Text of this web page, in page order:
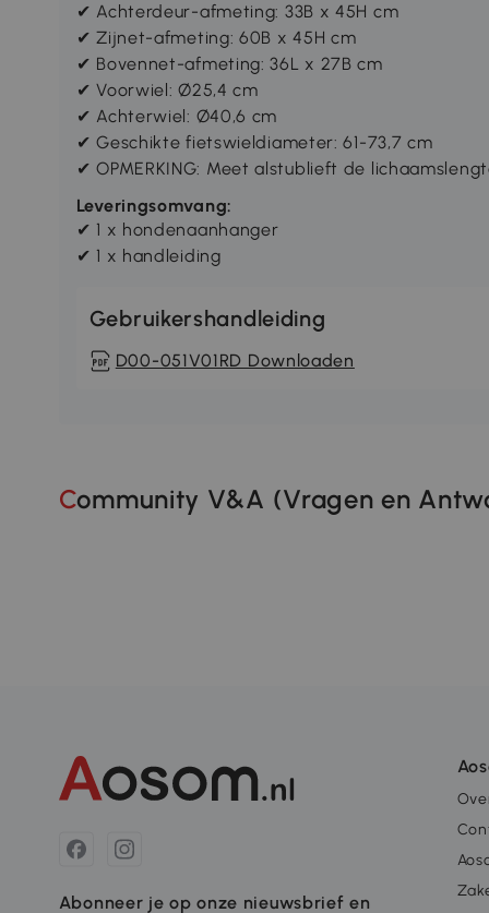
✔ Achterdeur-afmeting: 33B x 45H cm
✔ Zijnet-afmeting: 60B x 45H cm
✔ Bovennet-afmeting: 36L x 27B cm
✔ Voorwiel: Ø25,4 cm
✔ Achterwiel: Ø40,6 cm
✔ Geschikte fietswieldiameter: 61-73,7 cm
✔ OPMERKING: Meet alstublieft de
Leveringsomvang:
✔ 1 x hondenaanhanger
✔ 1 x handleiding
Gebruikershandleiding
D00-051V01RD Downloaden
Community V&A (Vragen en
Abonneer je op onze nieuwsbrief en